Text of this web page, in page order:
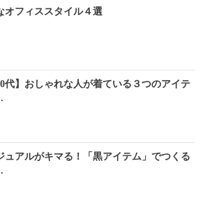
オフィススタイル４選
代】おしゃれな人が着ている３つのアイテ
ュアルがキマる！「黒アイテム」でつくる